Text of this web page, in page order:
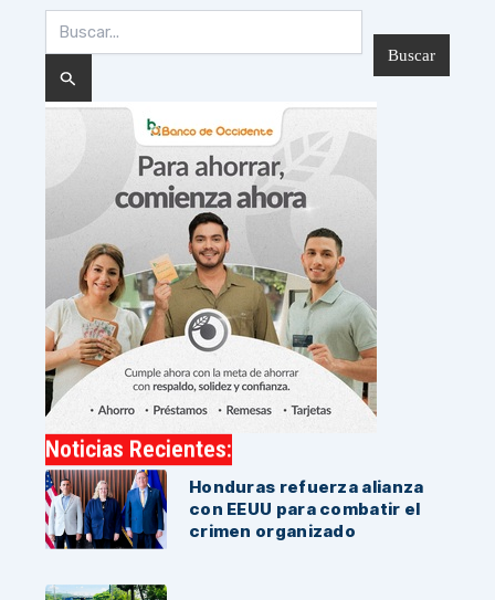
por:
Noticias Recientes:
Honduras refuerza alianza
con EEUU para combatir el
crimen organizado